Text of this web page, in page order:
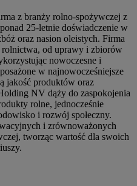
z branży rolno-spożywczej z
25-letnie doświadczenie w
oraz nasion oleistych. Firma
rolnictwa, od uprawy i zbiorów
nowoczesne i
w najnowocześniejsze
jakość produktów oraz
NV dąży do zaspokojenia
rolne, jednocześnie
i rozwój społeczny.
i zrównoważonych
tworząc wartość dla swoich